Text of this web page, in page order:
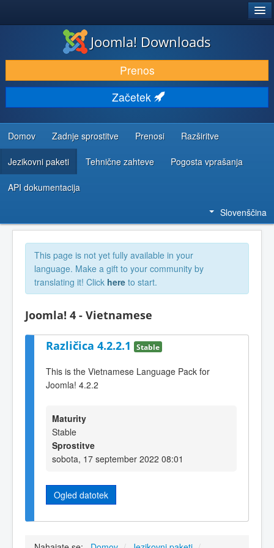
PRENESI IN RAZŠIRI
ODKRIJTE & IZVEJTE
SKUPNOST IN PODPORA
VIRI ZA RAZVIJALCE
Joomla! Downloads
Prenos
Začetek
Domov Zadnje sprostitve Prenosi Razširitve
Jezikovni paketi Tehnične zahteve Pogosta vprašanja
API dokumentacija
Slovenščina
This page is not yet fully available in your
language. Make a gift to your community by
translating it! Click here to start.
Joomla! 4 - Vietnamese
Različica 4.2.2.1 Stable
This is the Vietnamese Language Pack for
Joomla! 4.2.2
Maturity
Stable
Sprostitve
sobota, 17 september 2022 08:01
Ogled datotek